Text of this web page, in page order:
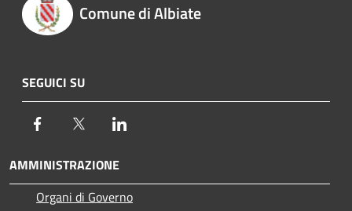
Comune di Albiate
SEGUICI SU
Facebook Twitter
AMMINISTRAZIONE
Organi di Governo